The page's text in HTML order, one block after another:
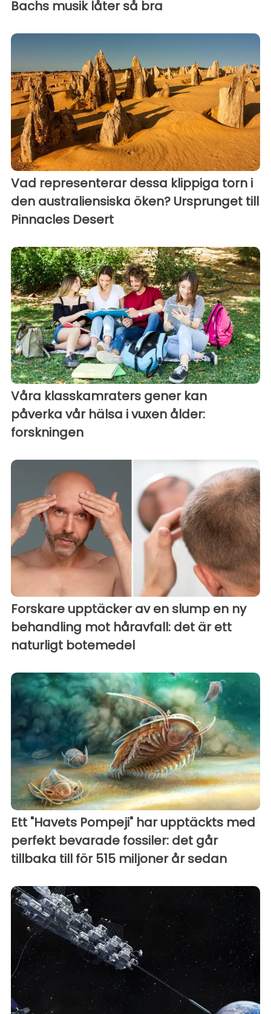
Bachs musik låter så bra
Vad representerar dessa klippiga torn i
den australiensiska öken? Ursprunget till
Pinnacles Desert
Våra klasskamraters gener kan
påverka vår hälsa i vuxen ålder:
forskningen
Forskare upptäcker av en slump en ny
behandling mot håravfall: det är ett
naturligt botemedel
Ett "Havets Pompeji" har upptäckts med
perfekt bevarade fossiler: det går
tillbaka till för 515 miljoner år sedan